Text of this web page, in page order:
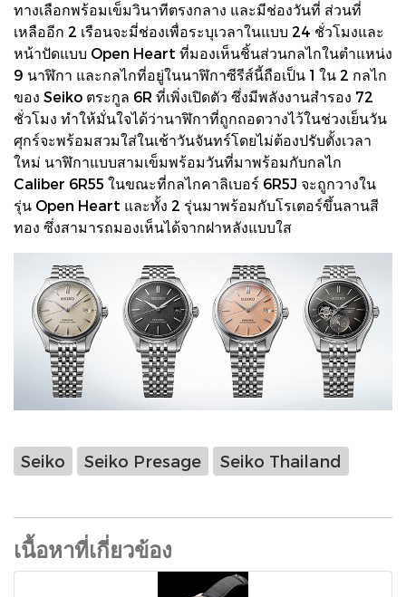
ทางเลือกพร้อมเข็มวินาทีตรงกลาง และมีช่องวันที่ ส่วนที่
เหลืออีก 2 เรือนจะมี่ช่องเพื่อระบุเวลาในแบบ 24 ชั่วโมงและ
หน้าปัดแบบ Open Heart ที่มองเห็นชิ้นส่วนกลไกในตำแหน่ง
9 นาฬิกา และกลไกที่อยู่ในนาฬิกาซีรีส์นี้ถือเป็น 1 ใน 2 กลไก
ของ Seiko ตระกูล 6R ที่เพิ่งเปิดตัว ซึ่งมีพลังงานสำรอง 72
ชั่วโมง ทำให้มั่นใจได้ว่านาฬิกาที่ถูกถอดวางไว้ในช่วงเย็นวัน
ศุกร์จะพร้อมสวมใส่ในเช้าวันจันทร์โดยไม่ต้องปรับตั้งเวลา
ใหม่ นาฬิกาแบบสามเข็มพร้อมวันที่มาพร้อมกับกลไก
Caliber 6R55 ในขณะที่กลไกคาลิเบอร์ 6R5J จะถูกวางใน
รุ่น Open Heart และทั้ง 2 รุ่นมาพร้อมกับโรเตอร์ขึ้นลานสี
ทอง ซึ่งสามารถมองเห็นได้จากฝาหลังแบบใส
Seiko Seiko Presage Seiko Thailand
เนื้อหาที่เกี่ยวข้อง